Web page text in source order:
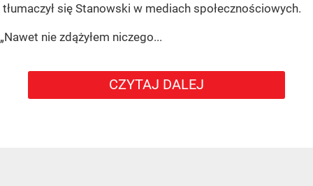
tłumaczył się Stanowski w mediach społecznościowych.
„Nawet nie zdążyłem niczego...
CZYTAJ DALEJ